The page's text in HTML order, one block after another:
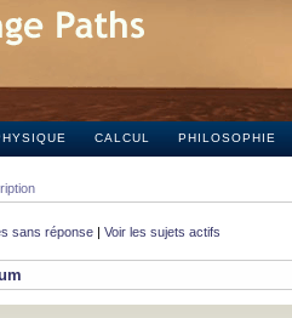
CALCUL PHILOSOPHIE
sans réponse | Voir les sujets actifs